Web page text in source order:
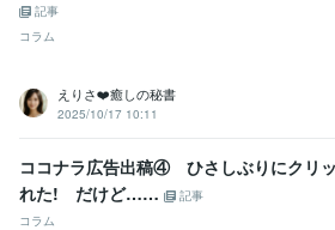
資格・検定
秘書技能検定2級
アロマテラピー検定1級
国内旅行業務取扱管理者
実用英語技能検定2級 取得年 : 2020年
プログラミング言語・フレームワーク
HTML:0年
記事
コラム
えりさ❤️癒しの秘書
2025/10/17 10:11
ココナラ広告出稿④ ひさしぶりにクリ
れた! だけど……
記事
コラム